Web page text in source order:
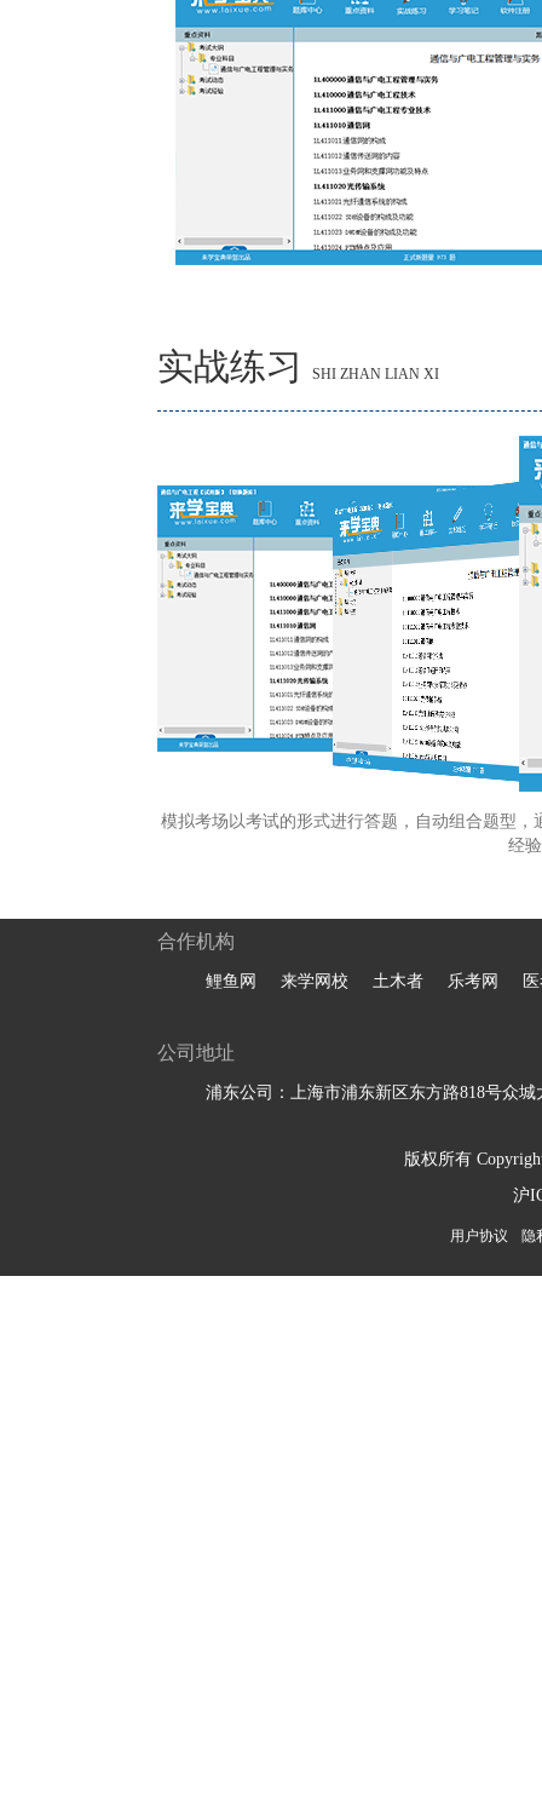
实战练习 SHI ZHAN LIAN XI
模拟考场以考试的形式进行答题，自动组合题型
经
合作机构
鲤鱼网 来学网校 土木者 乐考网
公司地址
浦东公司：上海市浦东新区东方路818号众城
版权所有
沪
用户协议 隐